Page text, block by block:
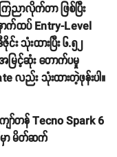
ညာလိုက်တာ ဖြစ်ပြီး
က်ထပ် Entry-Level
း သုံးထားပြီး ၆.၅၂
ြင့်ဆုံး တောက်ပမှု
လည်း သုံးထားတဲ့ဖုန်းပါ။
ော်တန် Tecno Spark 6
ာ မိတ်ဆက်